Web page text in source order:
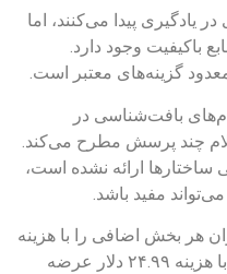
یادگیری پیدا می‌کنند، اما
باکیفیت وجود دارد.
گزینه‌های معتبر است.
بافت‌شناسی در
چند پرسش مطرح می‌کند.
ارائه نشده است،
مفید باشد.
که می‌توان هر بخش اضافی را با هزینه
اندک خریداری کرد. کل مجموعه نیز با هزینه ۲۴.۹۹ دلار عرضه